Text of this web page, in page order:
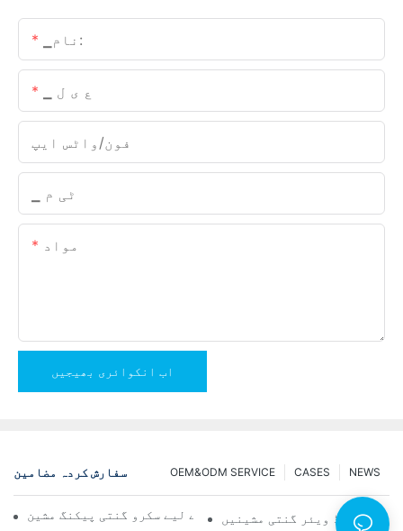
▁نام:
▁ ع ی ل
فون/واٹس ایپ
▁ ٹی م
مواد
اب انکوائری بھیجیں
سفارش کردہ مضامین NEWS
CASES
OEM&ODM SERVICE
قابل اعتماد اور تیز نتائج کے لیے سکرو گنتی پیکنگ مشین
حل: ہارڈ ویئر گنتی مشینیں